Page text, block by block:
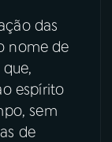
das
nome de
espírito
sem
de